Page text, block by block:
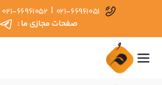
021-66961051
|
021-66961052
صفحات مجازی ما :